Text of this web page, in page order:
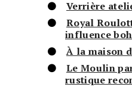
Verrière
Royal
influence
À la maison
Le Moulin
rustique